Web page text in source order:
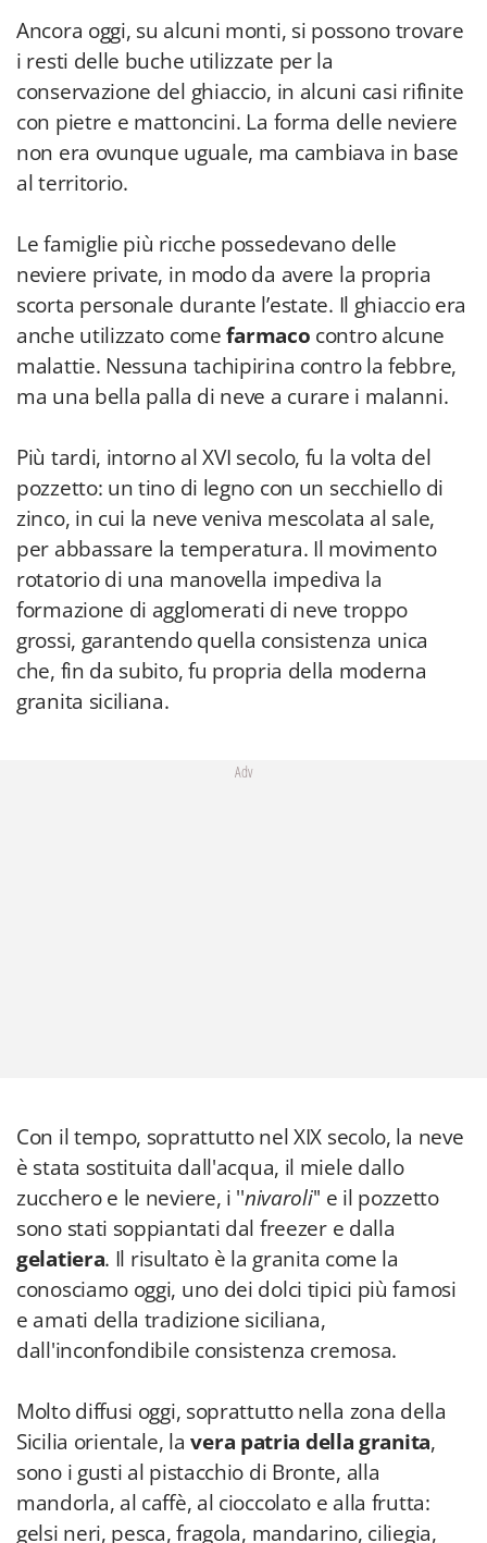
Ancora oggi, su alcuni monti, si possono trovare
i resti delle buche utilizzate per la
conservazione del ghiaccio, in alcuni casi rifinite
con pietre e mattoncini. La forma delle neviere
non era ovunque uguale, ma cambiava in base
al territorio.
Le famiglie più ricche possedevano delle
neviere private, in modo da avere la propria
scorta personale durante l’estate. Il ghiaccio era
anche utilizzato comefarmaco contro alcune
malattie. Nessuna tachipirina contro la febbre,
ma una bella palla di neve a curare i malanni.
Più tardi, intorno al XVI secolo, fu la volta del
pozzetto: un tino di legno con un secchiello di
zinco, in cui la neve veniva mescolata al sale,
per abbassare la temperatura. Il movimento
rotatorio di una manovella impediva la
formazione di agglomerati di neve troppo
grossi, garantendo quella consistenza unica
che, fin da subito, fu propria della moderna
granita siciliana.
Adv
Con il tempo, soprattutto nel XIX secolo, la neve
è stata sostituita dall'acqua, il miele dallo
zucchero e le neviere, i ''nivaroli'' e il pozzetto
sono stati soppiantati dal freezer e dalla
gelatiera. Il risultato è la granita come la
conosciamo oggi, uno dei dolci tipici più famosi
e amati della tradizione siciliana,
dall'inconfondibile consistenza cremosa.
Molto diffusi oggi, soprattutto nella zona della
Sicilia orientale, lavera patria della granita,
sono i gusti al pistacchio di Bronte, alla
mandorla, al caffè, al cioccolato e alla frutta:
gelsi neri, pesca, fragola, mandarino, ciliegia,